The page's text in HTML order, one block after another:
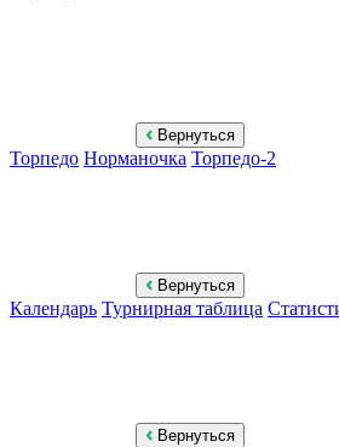
Вернуться
Торпедо Норманочка Торпедо-2
Вернуться
Календарь Турнирная таблица
Вернуться